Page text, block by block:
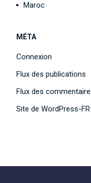
Maroc
MÉTA
Connexion
Flux des publications
Flux des
Site de WordPress-FR